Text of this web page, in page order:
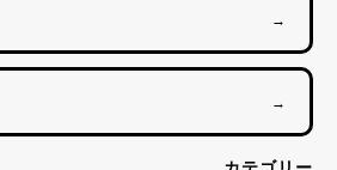
→
→